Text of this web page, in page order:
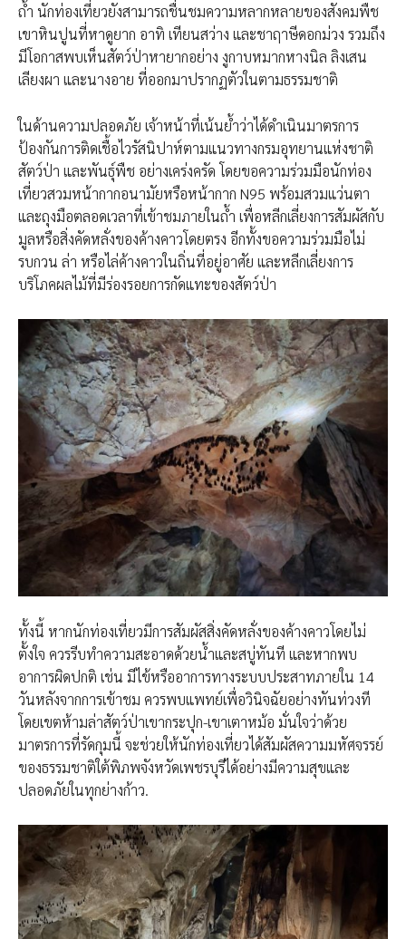
ถ้ำ นักท่องเที่ยวยังสามารถชื่นชมความหลากหลายของสังคมพืช
เขาหินปูนที่หาดูยาก อาทิ เทียนสว่าง และชาฤาษีดอกม่วง รวมถึง
มีโอกาสพบเห็นสัตว์ป่าหายากอย่าง งูกาบหมากหางนิล ลิงเสน
เลียงผา และนางอาย ที่ออกมาปรากฏตัวในตามธรรมชาติ
ในด้านความปลอดภัย เจ้าหน้าที่เน้นย้ำว่าได้ดำเนินมาตรการ
ป้องกันการติดเชื้อไวรัสนิปาห์ตามแนวทางกรมอุทยานแห่งชาติ
สัตว์ป่า และพันธุ์พืช อย่างเคร่งครัด โดยขอความร่วมมือนักท่อง
เที่ยวสวมหน้ากากอนามัยหรือหน้ากาก N95 พร้อมสวมแว่นตา
และถุงมือตลอดเวลาที่เข้าชมภายในถ้ำ เพื่อหลีกเลี่ยงการสัมผัสกับ
มูลหรือสิ่งคัดหลั่งของค้างคาวโดยตรง อีกทั้งขอความร่วมมือไม่
รบกวน ล่า หรือไล่ค้างคาวในถิ่นที่อยู่อาศัย และหลีกเลี่ยงการ
บริโภคผลไม้ที่มีร่องรอยการกัดแทะของสัตว์ป่า
ทั้งนี้ หากนักท่องเที่ยวมีการสัมผัสสิ่งคัดหลั่งของค้างคาวโดยไม่
ตั้งใจ ควรรีบทำความสะอาดด้วยน้ำและสบู่ทันที และหากพบ
อาการผิดปกติ เช่น มีไข้หรืออาการทางระบบประสาทภายใน 14
วันหลังจากการเข้าชม ควรพบแพทย์เพื่อวินิจฉัยอย่างทันท่วงที
โดยเขตห้ามล่าสัตว์ป่าเขากระปุก-เขาเตาหม้อ มั่นใจว่าด้วย
มาตรการที่รัดกุมนี้ จะช่วยให้นักท่องเที่ยวได้สัมผัสความมหัศจรรย์
ของธรรมชาติใต้พิภพจังหวัดเพชรบุรีได้อย่างมีความสุขและ
ปลอดภัยในทุกย่างก้าว.